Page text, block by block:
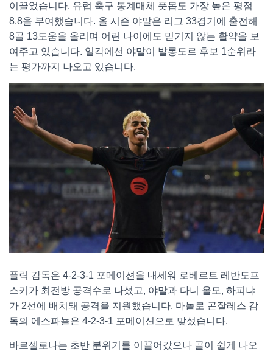
이끌었습니다. 유럽 축구 통계매체 풋몹도 가장 높은 평점
8.8을 부여했습니다. 올 시즌 야말은 리그 33경기에 출전해
8골 13도움을 올리며 어린 나이에도 믿기지 않는 활약을 보
여주고 있습니다. 일각에선 야말이 발롱도르 후보 1순위라
는 평가까지 나오고 있습니다.
플릭 감독은 4-2-3-1 포메이션을 내세워 로베르트 레반도프
스키가 최전방 공격수로 나섰고, 야말과 다니 올모, 하피냐
가 2선에 배치돼 공격을 지원했습니다. 마놀로 곤잘레스 감
독의 에스파뇰은 4-2-3-1 포메이션으로 맞섰습니다.
바르셀로나는 초반 분위기를 이끌어갔으나 골이 쉽게 나오